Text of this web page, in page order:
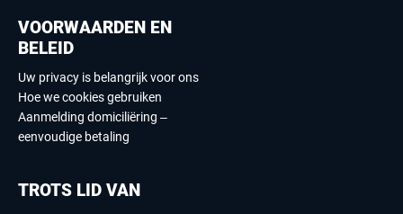
VOORWAARDEN EN
BELEID
Uw privacy is belangrijk voor ons
Hoe we cookies gebruiken
Aanmelding domiciliëring –
eenvoudige betaling
TROTS LID VAN